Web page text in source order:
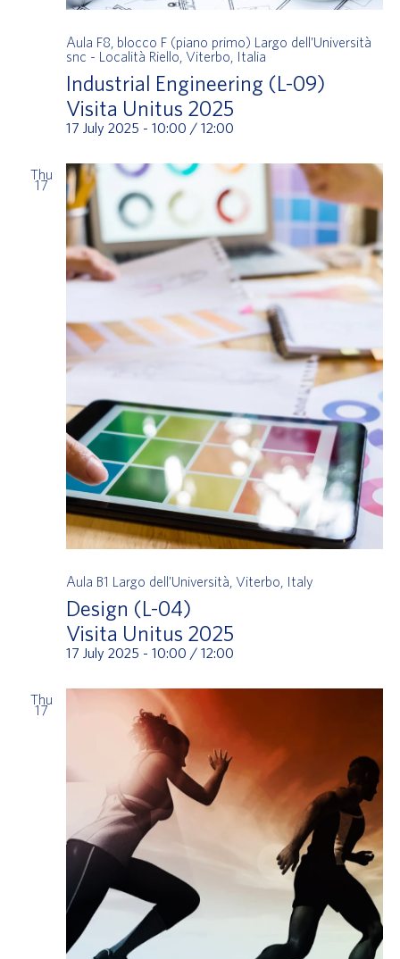
Industrial Engineering (L-09)
Visita Unitus 2025
17 July 2025 - 10:00 / 12:00
Aula F8, blocco F (piano primo) Largo dell’Università
snc - Località Riello, Viterbo, Italia
Thu
17
Design (L-04)
Visita Unitus 2025
17 July 2025 - 10:00 / 12:00
Aula B1 Largo dell'Università, Viterbo, Italy
Thu
17